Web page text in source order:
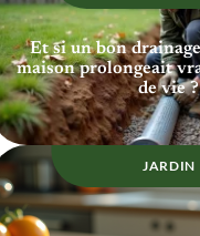
Et si un bon
maison prolongeait
de vie ?
JARDIN